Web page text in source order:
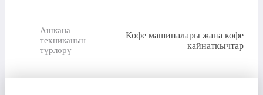
Ашкана
техниканын
түрлөрү
Кофе машиналары жана кофе
кайнаткычтар